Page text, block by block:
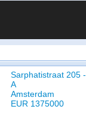
Sarphatistraat 205 -
A
Amsterdam
EUR 1375000